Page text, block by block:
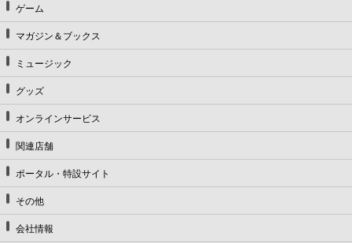
ゲーム
マガジン＆ブックス
ミュージック
グッズ
オンラインサービス
関連店舗
ポータル・特設サイト
その他
会社情報